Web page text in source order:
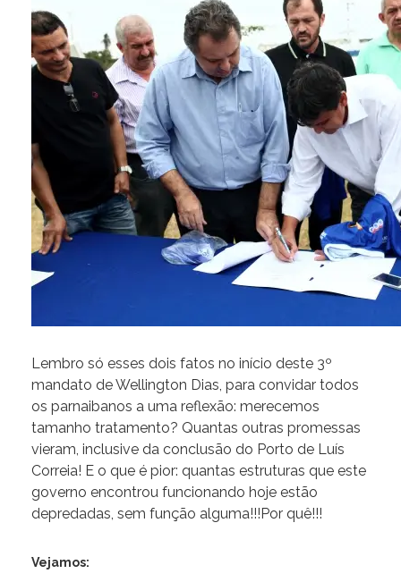
Lembro só esses dois fatos no início deste 3º
mandato de Wellington Dias, para convidar todos
os parnaibanos a uma reflexão: merecemos
tamanho tratamento? Quantas outras promessas
vieram, inclusive da conclusão do Porto de Luís
Correia! E o que é pior: quantas estruturas que este
governo encontrou funcionando hoje estão
depredadas, sem função alguma!!!Por quê!!!
Vejamos: